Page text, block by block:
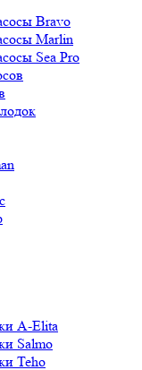
Bravo
Marlin
Sea Pro
A-Elita
Salmo
Teho